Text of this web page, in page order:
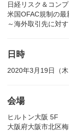
日経リスク＆コン
米国OFAC規制の
～海外取引先に対
日時
2020年3月19日（
会場
ヒルトン大阪 5F
大阪府大阪市北区